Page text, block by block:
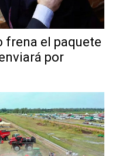
frena el paquete
por